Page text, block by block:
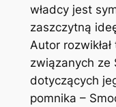
władcy jest
zaszczytną
Autor
związanych ze
dotyczących
pomnika –